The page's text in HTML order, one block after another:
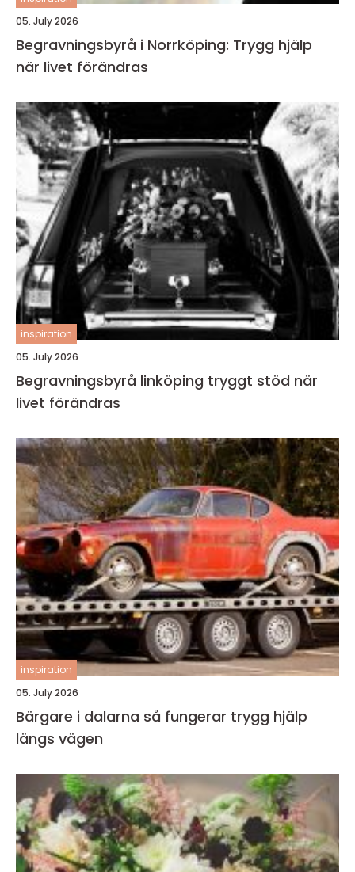
05. July 2026
Begravningsbyrå i Norrköping: Trygg hjälp
när livet förändras
inspiration
05. July 2026
Begravningsbyrå linköping tryggt stöd när
livet förändras
inspiration
05. July 2026
Bärgare i dalarna så fungerar trygg hjälp
längs vägen